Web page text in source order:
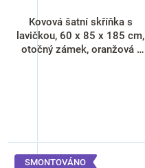
Kovová šatní skříňka s
lavičkou, 60 x 85 x 185 cm,
otočný zámek, oranžová -
SMONTOVÁNO